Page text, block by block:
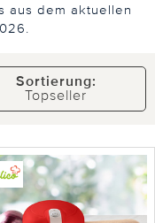
aus dem aktuellen
Sortierung:
Topseller